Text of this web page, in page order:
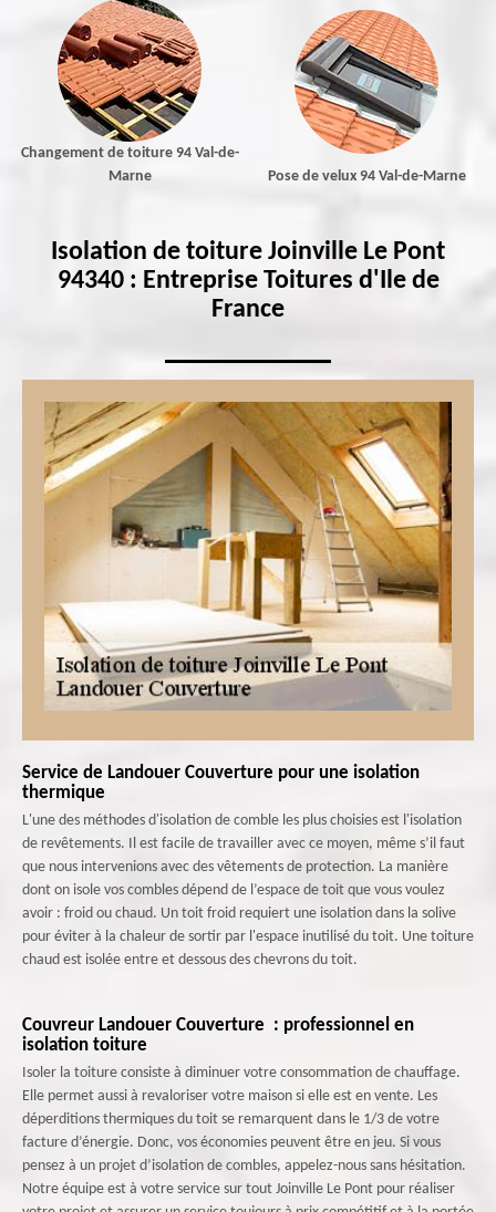
Changement de toiture 94 Val-de-
Marne
Pose de velux 94 Val-de-Marne
Isolation de toiture Joinville Le Pont
94340 : Entreprise Toitures d'Ile de
France
Service de Landouer Couverture pour une isolation
thermique
L'une des méthodes d'isolation de comble les plus choisies est l'isolation
de revêtements. Il est facile de travailler avec ce moyen, même s’il faut
que nous intervenions avec des vêtements de protection. La manière
dont on isole vos combles dépend de l’espace de toit que vous voulez
avoir : froid ou chaud. Un toit froid requiert une isolation dans la solive
pour éviter à la chaleur de sortir par l'espace inutilisé du toit. Une toiture
chaud est isolée entre et dessous des chevrons du toit.
Couvreur Landouer Couverture : professionnel en
isolation toiture
Isoler la toiture consiste à diminuer votre consommation de chauffage.
Elle permet aussi à revaloriser votre maison si elle est en vente. Les
déperditions thermiques du toit se remarquent dans le 1/3 de votre
facture d’énergie. Donc, vos économies peuvent être en jeu. Si vous
pensez à un projet d’isolation de combles, appelez-nous sans hésitation.
Notre équipe est à votre service sur tout Joinville Le Pont pour réaliser